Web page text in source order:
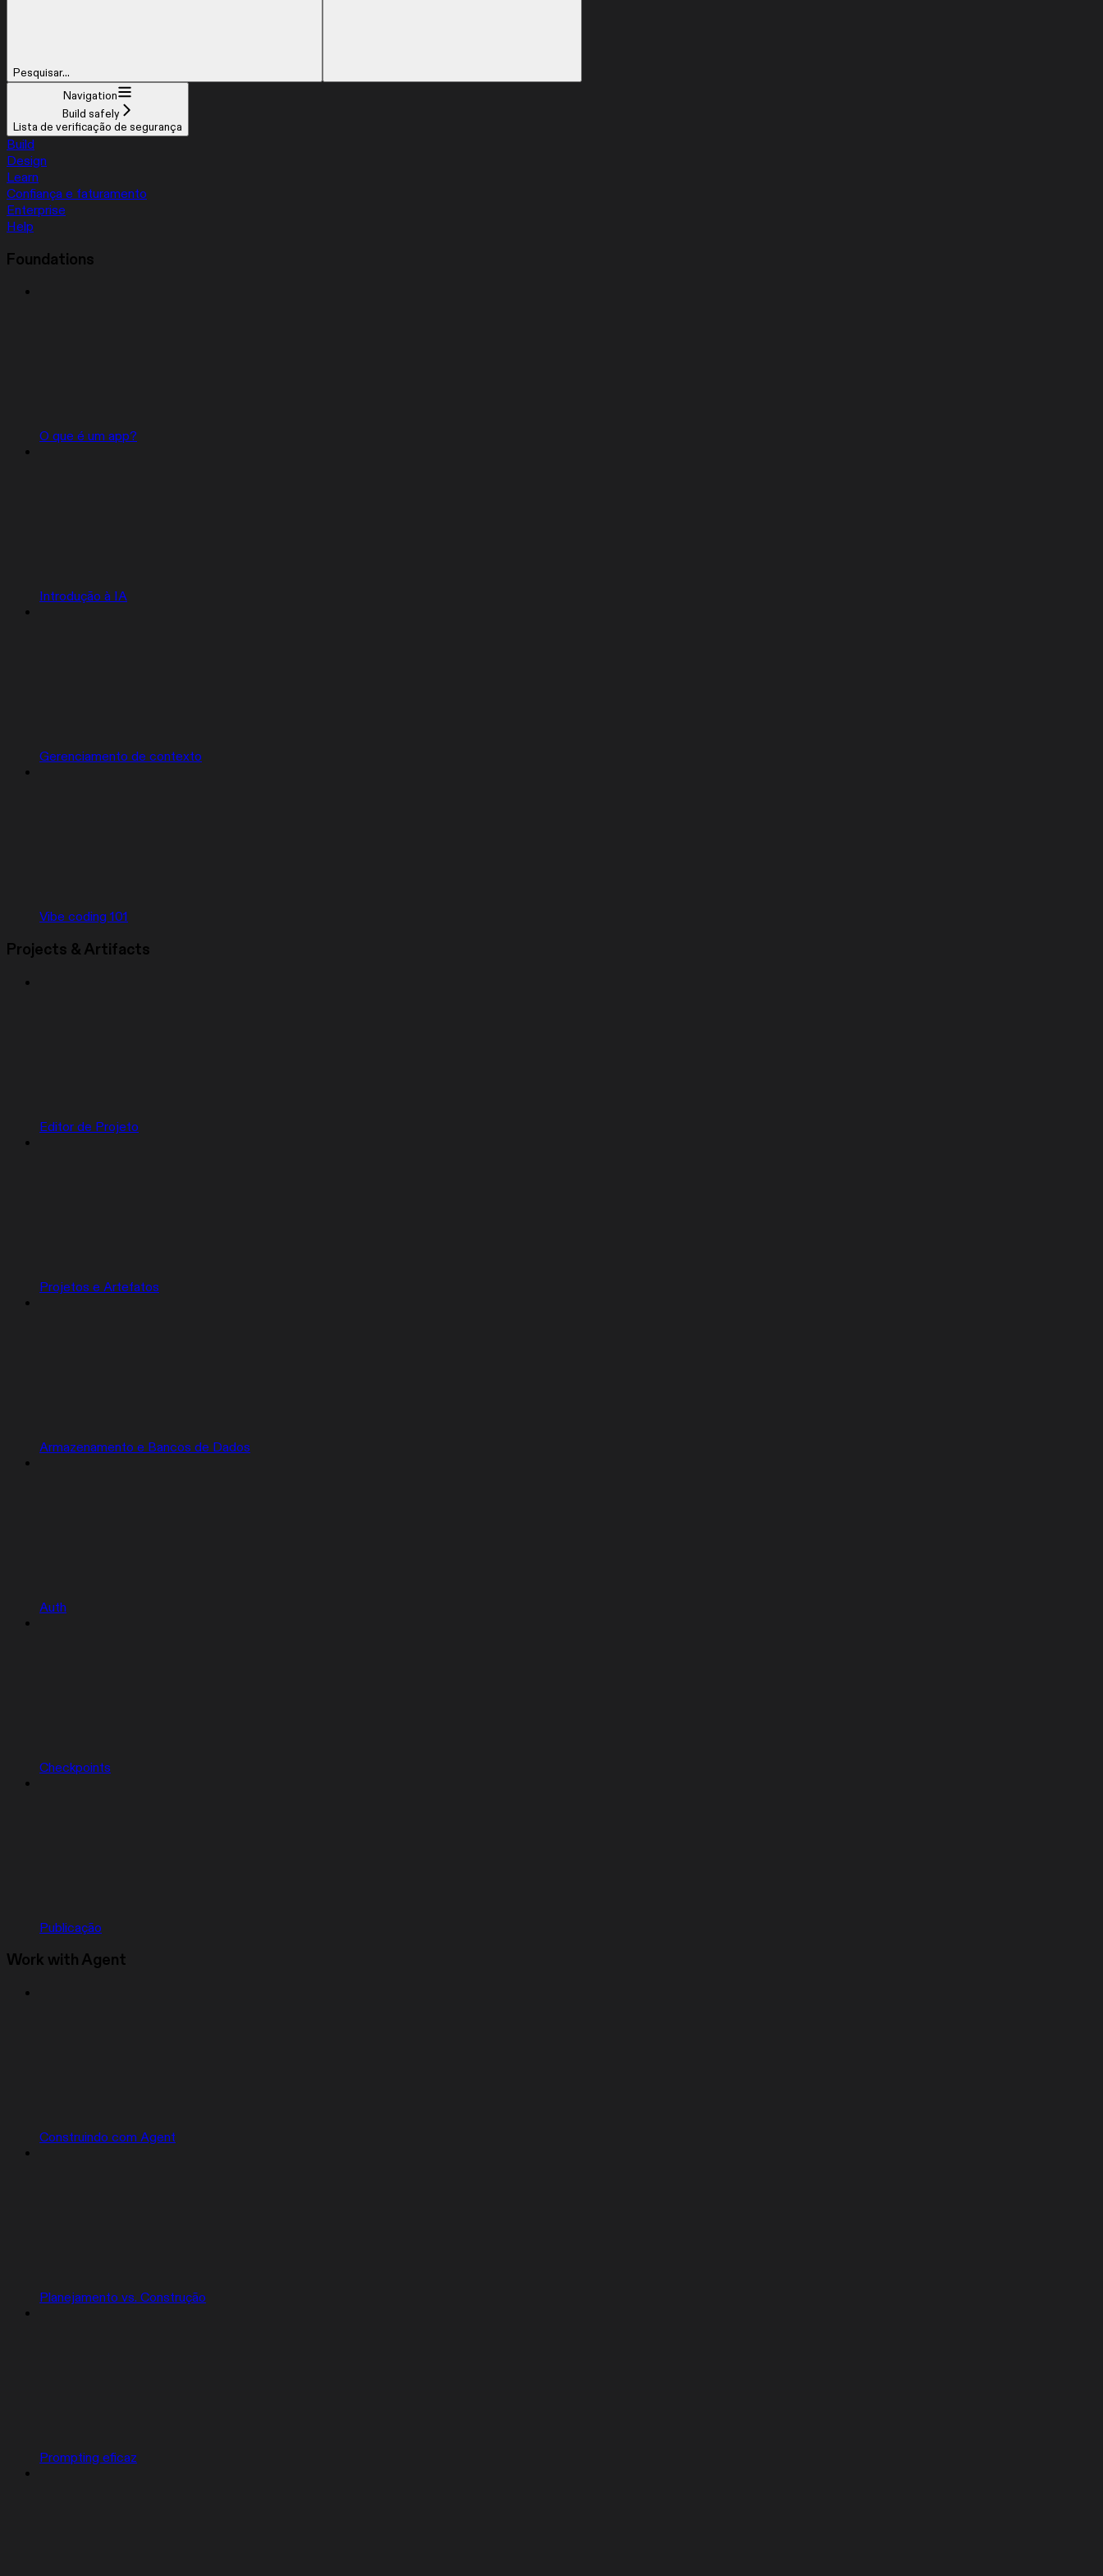
Pesquisar...
Navigation
Build safely
Lista de verificação de segurança
Build
Design
Learn
Confiança e faturamento
Enterprise
Help
Foundations
O que é um app?
Introdução à IA
Gerenciamento de contexto
Vibe coding 101
Projects & Artifacts
Editor de Projeto
Projetos e Artefatos
Armazenamento e Bancos de Dados
Auth
Checkpoints
Publicação
Work with Agent
Construindo com Agent
Planejamento vs. Construção
Prompting eficaz